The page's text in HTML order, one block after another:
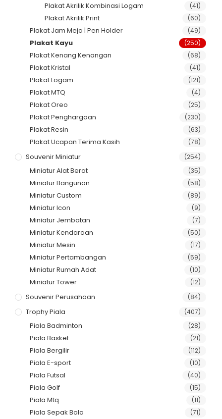
Plakat Akrilik Kombinasi Logam (41)
Plakat Akrilik Print (60)
Plakat Jam Meja | Pen Holder (49)
Plakat Kayu (250)
Plakat Kenang Kenangan (68)
Plakat Kristal (41)
Plakat Logam (121)
Plakat MTQ (4)
Plakat Oreo (25)
Plakat Penghargaan (230)
Plakat Resin (63)
Plakat Ucapan Terima Kasih (78)
Souvenir Miniatur (254)
Miniatur Alat Berat (35)
Miniatur Bangunan (58)
Miniatur Custom (89)
Miniatur Icon (9)
Miniatur Jembatan (7)
Miniatur Kendaraan (50)
Miniatur Mesin (17)
Miniatur Pertambangan (59)
Miniatur Rumah Adat (10)
Miniatur Tower (12)
Souvenir Perusahaan (84)
Trophy Piala (407)
Piala Badminton (28)
Piala Basket (21)
Piala Bergilir (112)
Piala E-sport (10)
Piala Futsal (40)
Piala Golf (15)
Piala Mtq (11)
Piala Sepak Bola (71)